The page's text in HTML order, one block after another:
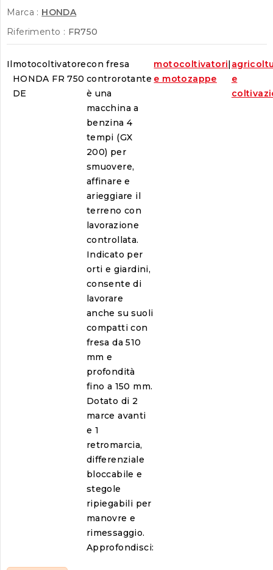
Marca : HONDA
Riferimento : FR750
Ilmotocoltivatore
HONDA FR 750
DE
con fresa
controrotante
è una
macchina a
benzina 4
tempi (GX
200) per
smuovere,
affinare e
arieggiare il
terreno con
lavorazione
controllata.
Indicato per
orti e giardini,
consente di
lavorare
anche su suoli
compatti con
fresa da 510
mm e
profondità
fino a 150 mm.
Dotato di 2
marce avanti
e 1
retromarcia,
differenziale
bloccabile e
stegole
ripiegabili per
manovre e
rimessaggio.
Approfondisci:
motocoltivatori
e motozappe
|
e